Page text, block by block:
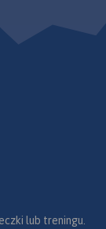
lub treningu.